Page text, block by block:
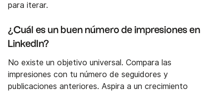
para iterar.
¿Cuál es un buen número de impresiones en
LinkedIn?
No existe un objetivo universal. Compara las
impresiones con tu número de seguidores y
publicaciones anteriores. Aspira a un crecimiento